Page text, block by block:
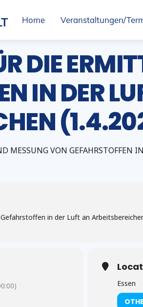
Home Veranstaltungen/
DIE
IN DER
MESSUNG VON GEFAHRSTOFFEN
in der Luft an
Essen